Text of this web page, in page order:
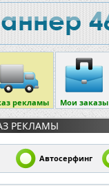
рекламы Мои заказы
РЕКЛАМЫ
Автосерфинг